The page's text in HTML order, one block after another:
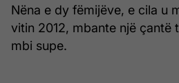
Nëna e dy fëmijëve, e cila u
vitin 2012, mbante një çantë
mbi supe.